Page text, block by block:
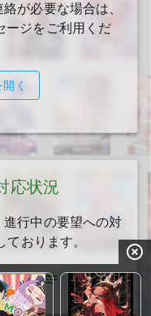
が必要な場合は、
ージをご利用くだ
く
応状況
行中の要望への対
おります。
する